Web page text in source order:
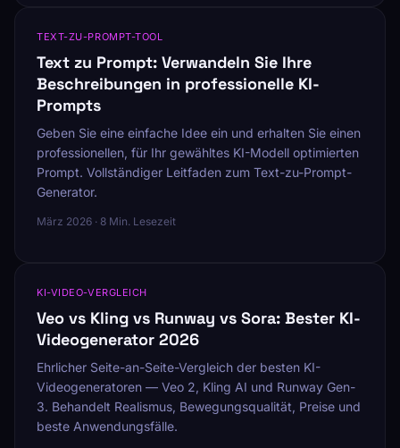
TEXT-ZU-PROMPT-TOOL
Text zu Prompt: Verwandeln Sie Ihre
Beschreibungen in professionelle KI-
Prompts
Geben Sie eine einfache Idee ein und erhalten Sie einen
professionellen, für Ihr gewähltes KI-Modell optimierten
Prompt. Vollständiger Leitfaden zum Text-zu-Prompt-
Generator.
März 2026 · 8 Min. Lesezeit
KI-VIDEO-VERGLEICH
Veo vs Kling vs Runway vs Sora: Bester KI-
Videogenerator 2026
Ehrlicher Seite-an-Seite-Vergleich der besten KI-
Videogeneratoren — Veo 2, Kling AI und Runway Gen-
3. Behandelt Realismus, Bewegungsqualität, Preise und
beste Anwendungsfälle.